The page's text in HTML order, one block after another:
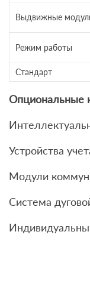
Выдвижные
Режим работы
Стандарт
Опциональные
Устройства
Модули
Система